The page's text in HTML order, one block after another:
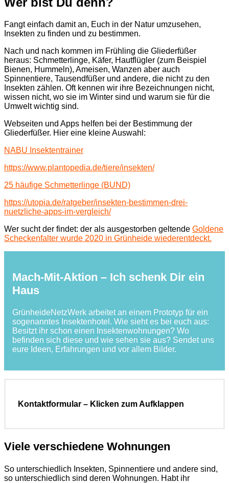
Fangt einfach damit an, Euch in der Natur umzusehen,
Insekten zu finden und zu bestimmen.
Nach und nach kommen im Frühling die Gliederfüßer
heraus: Schmetterlinge, Käfer, Hautflügler (zum Beispiel
Bienen, Hummeln), Ameisen, Wanzen aber auch
Spinnentiere, Tausendfüßer und andere, die nicht zu den
Insekten zählen. Oft kennen wir ihre Bezeichnungen nicht,
wissen nicht, wo sie im Winter sind und warum sie für die
Umwelt wichtig sind.
Webseiten und Apps helfen bei der Bestimmung der
Gliederfüßer. Hier eine kleine Auswahl:
NABU Insektentrainer
https://www.plantopedia.de/tiere/insekten/
25 häufige Schmetterlinge (BUND)
https://utopia.de/ratgeber/insekten-bestimmen-drei-
nuetzliche-apps-im-vergleich/
Wer sucht der findet: der als ausgestorben geltende Goldene
Scheckenfalter wurde 2020 in Grünheide wiederentdeckt.
Mach-Mit-Aktion – Ich schenk Dir ein
Haus
GrünheideNetzWerk arbeitet an einem Prototyp für ein
sogenanntes Insektenhotel. Wie sieht es bei euch aus:
Besitzt ihr schon einen Insektenwohnungen? Wo
befinden sich diese und wie sehen sie aus? Sendet uns
eure Ideen, Erfahrungen und vor allem Bilder.
Kontaktformular – Klicken zum Aufklappen
Viele verschiedene Wohnungen
So unterschiedlich Insekten, Spinnentiere und andere sind,
so unterschiedlich sind deren Wohnungen. Habt ihr